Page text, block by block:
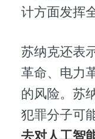
计方面发挥
苏纳克还表
革命、电力
的风险。苏
犯罪分子可